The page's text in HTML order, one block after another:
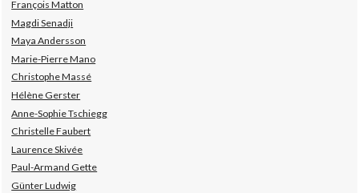
François Matton
Magdi Senadji
Maya Andersson
Marie-Pierre Mano
Christophe Massé
Hélène Gerster
Anne-Sophie Tschiegg
Christelle Faubert
Laurence Skivée
Paul-Armand Gette
Günter Ludwig